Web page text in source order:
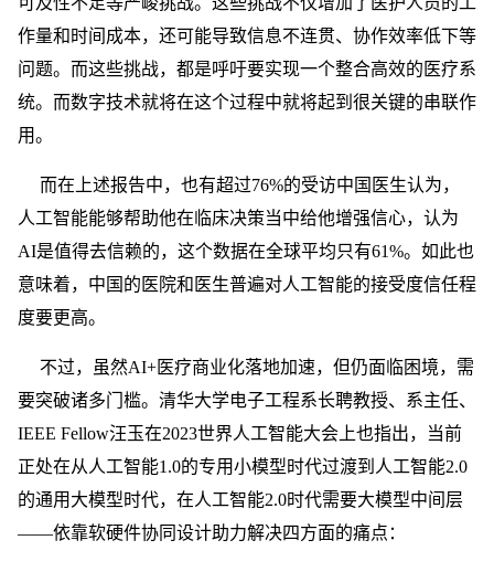
作量和时间成本，还可能导致信息不连贯、协作效率低下等
问题。而这些挑战，都是呼吁要实现一个整合高效的医疗系
统。而数字技术就将在这个过程中就将起到很关键的串联作
用。
而在上述报告中，也有超过76%的受访中国医生认为，
人工智能能够帮助他在临床决策当中给他增强信心，认为
AI是值得去信赖的，这个数据在全球平均只有61%。如此也
意味着，中国的医院和医生普遍对人工智能的接受度信任程
度要更高。
不过，虽然AI+医疗商业化落地加速，但仍面临困境，需
要突破诸多门槛。清华大学电子工程系长聘教授、系主任、
IEEE Fellow汪玉在2023世界人工智能大会上也指出，当前
正处在从人工智能1.0的专用小模型时代过渡到人工智能2.0
的通用大模型时代，在人工智能2.0时代需要大模型中间层
——依靠软硬件协同设计助力解决四方面的痛点：